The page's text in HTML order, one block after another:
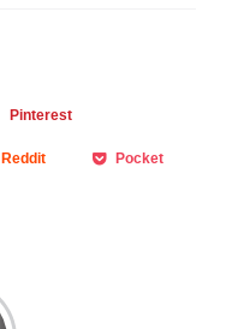
Pinterest
Reddit Pocket